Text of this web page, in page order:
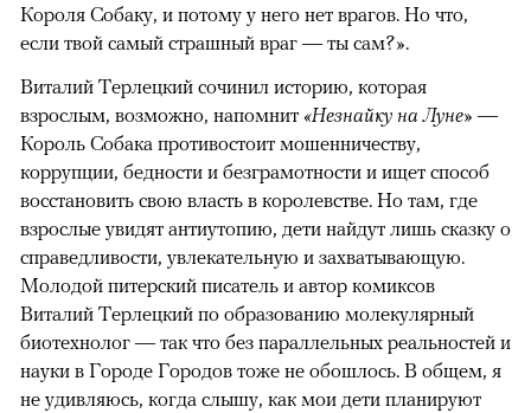
Короля Собаку, и потому у него нет врагов. Но что,
если твой самый страшный враг — ты сам?».
Виталий Терлецкий сочинил историю, которая
взрослым, возможно, напомнит «Незнайку на Луне» —
Король Собака противостоит мошенничеству,
коррупции, бедности и безграмотности и ищет способ
восстановить свою власть в королевстве. Но там, где
взрослые увидят антиутопию, дети найдут лишь сказку о
справедливости, увлекательную и захватывающую.
Молодой питерский писатель и автор комиксов
Виталий Терлецкий по образованию молекулярный
биотехнолог — так что без параллельных реальностей и
науки в Городе Городов тоже не обошлось. В общем, я
не удивляюсь, когда слышу, как мои дети планируют